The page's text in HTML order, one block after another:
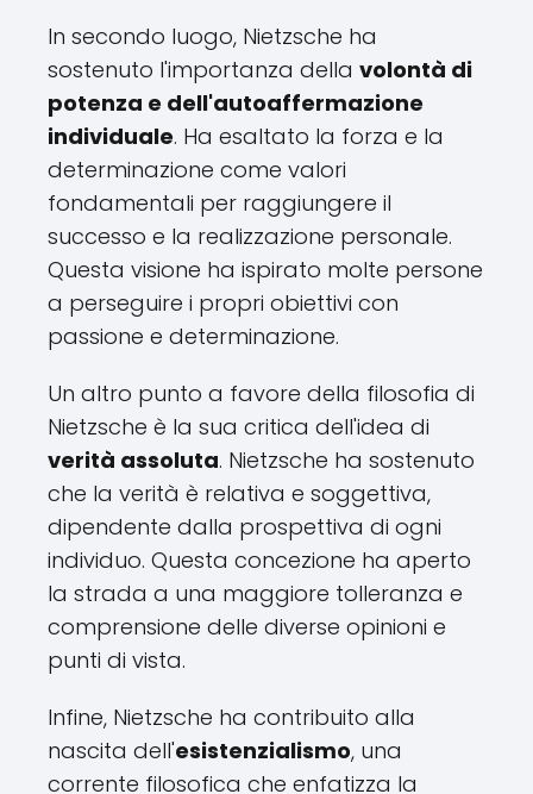
In secondo luogo, Nietzsche ha
sostenuto l'importanza della volontà di
potenza e dell'autoaffermazione
individuale. Ha esaltato la forza e la
determinazione come valori
fondamentali per raggiungere il
successo e la realizzazione personale.
Questa visione ha ispirato molte persone
a perseguire i propri obiettivi con
passione e determinazione.
Un altro punto a favore della filosofia di
Nietzsche è la sua critica dell'idea di
verità assoluta. Nietzsche ha sostenuto
che la verità è relativa e soggettiva,
dipendente dalla prospettiva di ogni
individuo. Questa concezione ha aperto
la strada a una maggiore tolleranza e
comprensione delle diverse opinioni e
punti di vista.
Infine, Nietzsche ha contribuito alla
nascita dell'esistenzialismo, una
corrente filosofica che enfatizza la